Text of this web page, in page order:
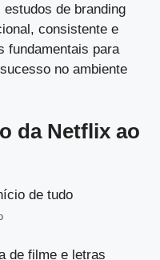
de branding
consistente e
fundamentais para
no ambiente
da Netflix ao
de filme e letras